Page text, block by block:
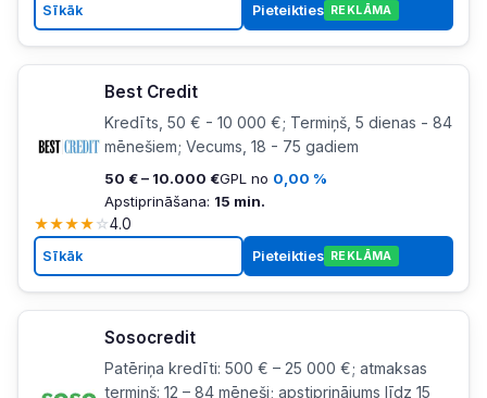
Sīkāk Pieteikties REKLĀMA
Best Credit
Kredīts, 50 € - 10 000 €; Termiņš, 5 dienas - 84
mēnešiem; Vecums, 18 - 75 gadiem
50 € – 10.000 €GPL no 0,00 %
Apstiprināšana: 15 min.
★★★★☆4.0
Sīkāk Pieteikties REKLĀMA
Sosocredit
Patēriņa kredīti: 500 € – 25 000 €; atmaksas
termiņš: 12 – 84 mēneši; apstiprinājums līdz 15